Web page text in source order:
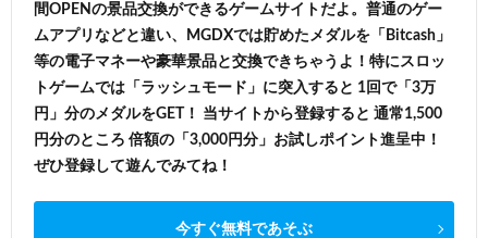
間OPENの景品交換ができるゲームサイトだよ。普通のゲー
ムアプリなどと違い、MGDXでは貯めたメダルを「Bitcash」
等の電子マネーや豪華景品と交換できちゃうよ！特にスロッ
トゲームでは「ラッシュモード」に突入すると 1回で「3万
円」分のメダルをGET！ 当サイトから登録すると 通常1,500
円分のところ 倍額の「3,000円分」お試しポイント進呈中！
ぜひ登録して遊んでみてね！
今すぐ無料であそぶ